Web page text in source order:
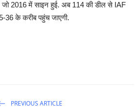
जो 2016 में साइन हुई. अब 114 की डील से IAF
36 के करीब पहुंच जाएगी.
PREVIOUS ARTICLE